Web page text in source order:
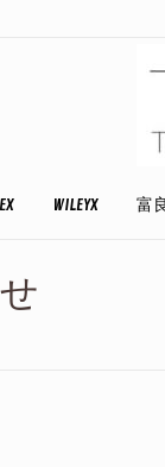
WILEYX 富